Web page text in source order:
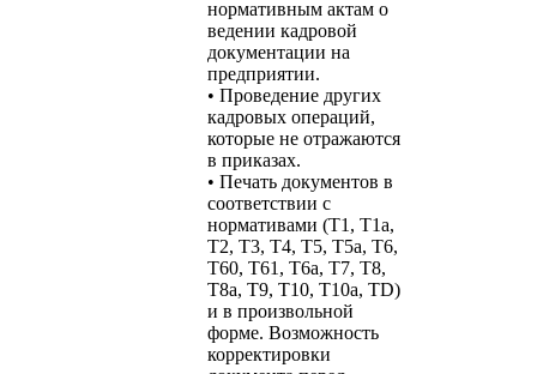
нормативным актам о
ведении кадровой
документации на
предприятии.
• Проведение других
кадровых операций,
которые не отражаются
в приказах.
• Печать документов в
соответствии с
нормативами (T1, T1a,
T2, T3, T4, T5, T5a, T6,
T60, T61, T6a, T7, T8,
T8a, T9, T10, T10a, TD)
и в произвольной
форме. Возможность
корректировки